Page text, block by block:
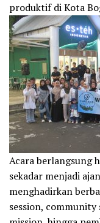
produktif di Kota
Acara berlangsung
sekadar menjadi
menghadirkan
session,